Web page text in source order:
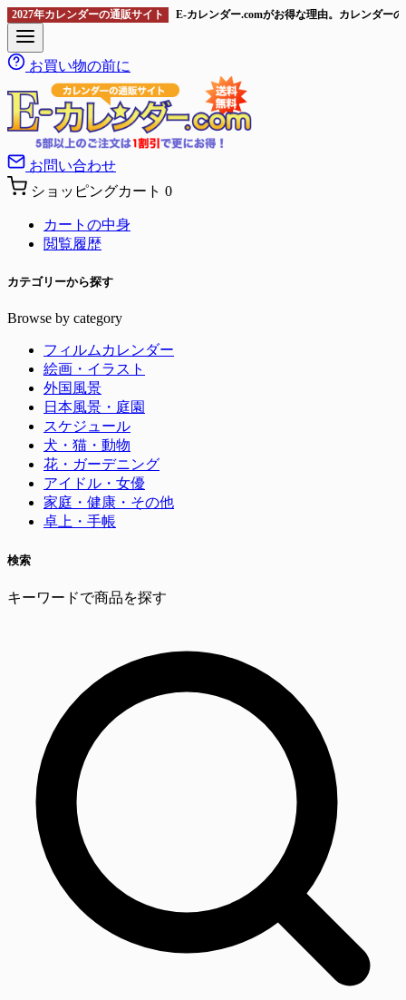
2027年カレンダーの通販サイト E-カレンダー.comがお得な理由。カレンダー
お買い物の前に
お問い合わせ
ショッピングカート 0
カートの中身
閲覧履歴
カテゴリーから探す
Browse by category
フィルムカレンダー
絵画・イラスト
外国風景
日本風景・庭園
スケジュール
犬・猫・動物
花・ガーデニング
アイドル・女優
家庭・健康・その他
卓上・手帳
検索
キーワードで商品を探す